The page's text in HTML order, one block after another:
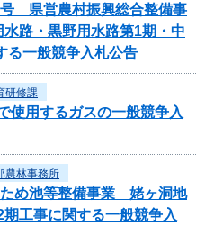
号 県営農村振興総合整備事
路・黒野用水路第1期・中
一般競争入札公告
研修課
使用するガスの一般競争入
農林事務所
ため池等整備事業 姥ヶ洞地
工事に関する一般競争入